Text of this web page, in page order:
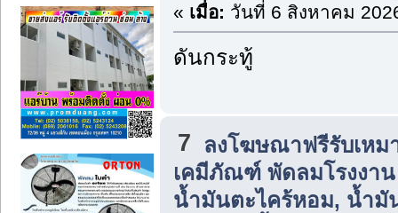
« เมื่อ: วันที่ 6 สิงหาคม
ดันกระทู้
7
ลงโฆษณาฟรีรับเหม
เคมีภัณฑ์ พัดลมโรงงาน
น้ำมันตะไคร้หอม, น้ำ